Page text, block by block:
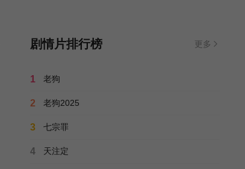
剧情片排行榜 更多
1 老狗
2 老狗2025
3 七宗罪
4 天注定